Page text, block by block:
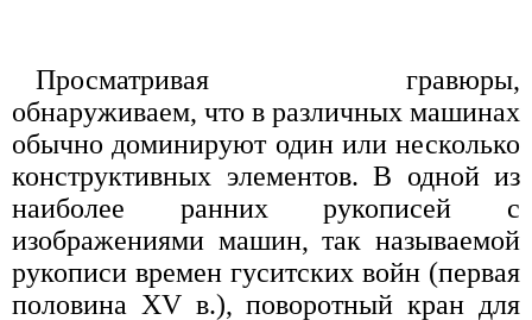
Просматривая гравюры,
обнаруживаем, что в различных машинах
обычно доминируют один или несколько
конструктивных элементов. В одной из
наиболее ранних рукописей с
изображениями машин, так называемой
рукописи времен гуситских войн (первая
половина XV в.), поворотный кран для